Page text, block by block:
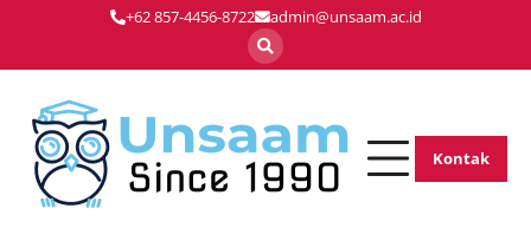
content
+62 857-4456-8722 admin@unsaam.ac.id
Membentuk
Kontak